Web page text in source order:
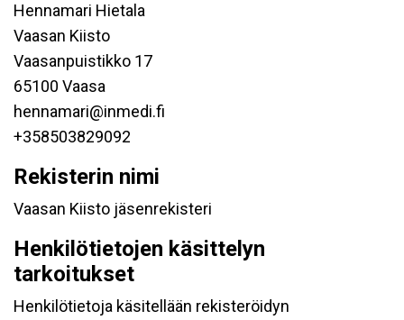
Hennamari Hietala
Vaasan Kiisto
Vaasanpuistikko 17
65100 Vaasa
hennamari@inmedi.fi
+358503829092
Rekisterin nimi
Vaasan Kiisto jäsenrekisteri
Henkilötietojen käsittelyn
tarkoitukset
Henkilötietoja käsitellään rekisteröidyn